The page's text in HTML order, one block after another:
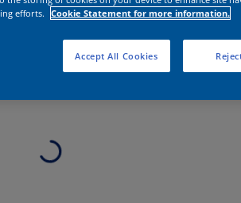
efforts.
Cookie Statement for more information.
Accept All Cookies